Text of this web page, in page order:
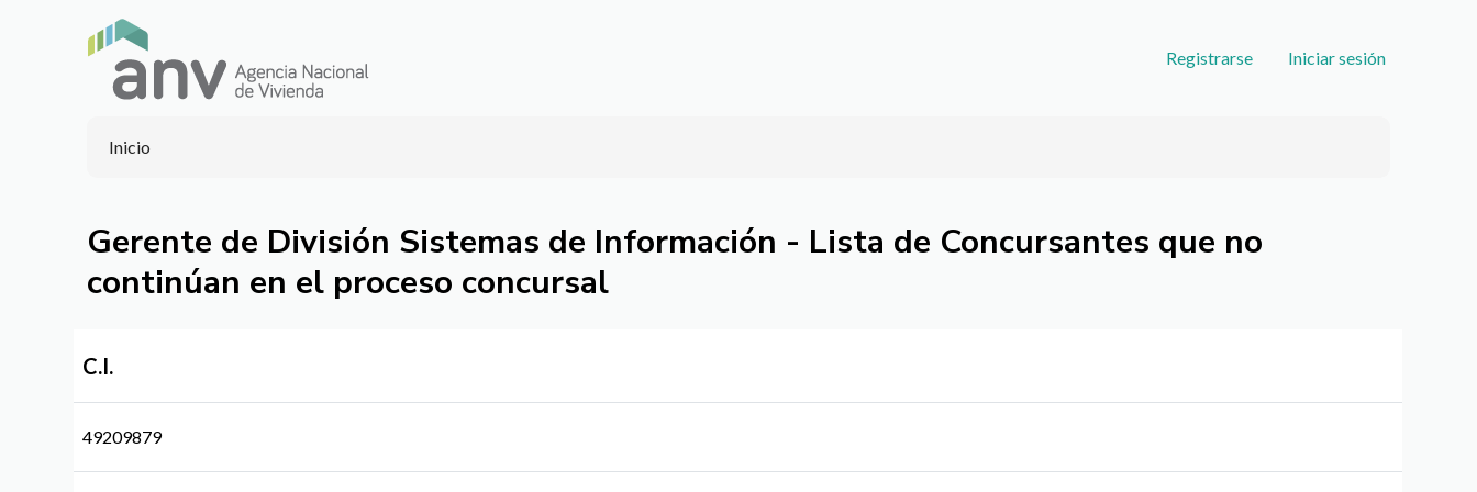
User
Registrarse Iniciar sesión
Inicio
Gerente de División Sistemas de Información - Lista de Concursantes que no
continúan en el proceso concursal
C.I.
49209879